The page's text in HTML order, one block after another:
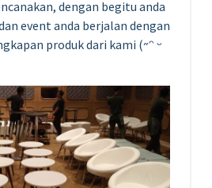
dengan begitu anda
event anda berjalan dengan
produk dari kami (˶ᵔ ᵕ